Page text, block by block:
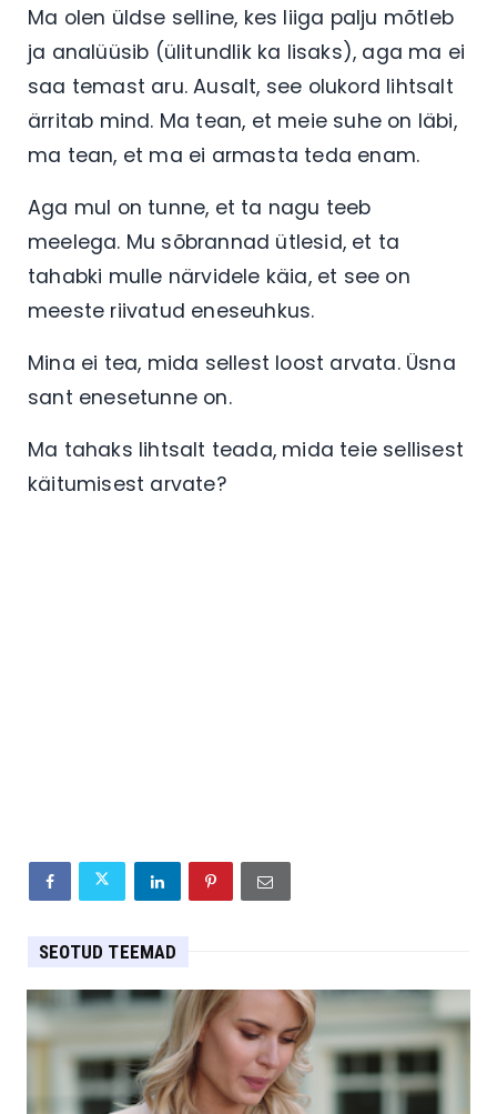
Ma olen üldse selline, kes liiga palju mõtleb
ja analüüsib (ülitundlik ka lisaks), aga ma ei
saa temast aru. Ausalt, see olukord lihtsalt
ärritab mind. Ma tean, et meie suhe on läbi,
ma tean, et ma ei armasta teda enam.
Aga mul on tunne, et ta nagu teeb
meelega. Mu sõbrannad ütlesid, et ta
tahabki mulle närvidele käia, et see on
meeste riivatud eneseuhkus.
Mina ei tea, mida sellest loost arvata. Üsna
sant enesetunne on.
Ma tahaks lihtsalt teada, mida teie sellisest
käitumisest arvate?
SEOTUD TEEMAD